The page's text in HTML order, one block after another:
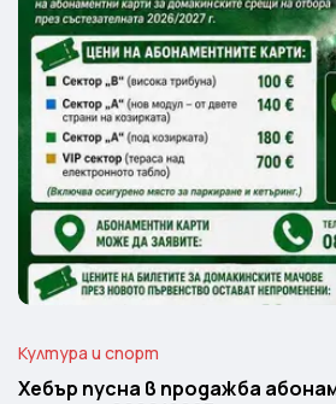
Култура и спорт
Хебър пусна в продажба